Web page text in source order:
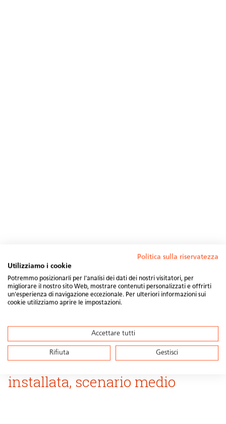
Potenza supplementare
installata, scenario medio
Politica sulla riservatezza
Utilizziamo i cookie
Potremmo posizionarli per l'analisi dei dati dei nostri visitatori, per
migliorare il nostro sito Web, mostrare contenuti personalizzati e offrirti
un'esperienza di navigazione eccezionale. Per ulteriori informazioni sui
cookie utilizziamo aprire le impostazioni.
Accettare tutti
Rifiuta Gestisci